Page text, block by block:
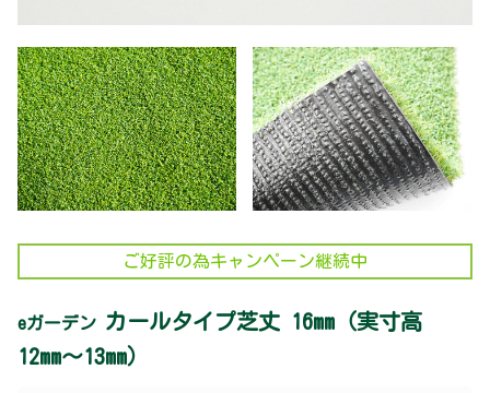
ご好評の為キャンペーン継続中
eガーデン カールタイプ芝丈 16mm （実寸高
12mm～13mm）